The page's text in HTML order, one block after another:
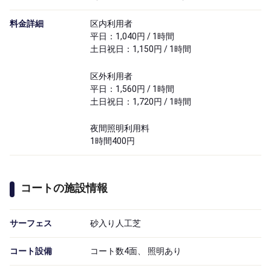
料金詳細
区内利用者
平日：1,040円 / 1時間
土日祝日：1,150円 / 1時間
区外利用者
平日：1,560円 / 1時間
土日祝日：1,720円 / 1時間
夜間照明利用料
1時間400円
コートの施設情報
サーフェス 砂入り人工芝
コート設備 コート数4面、 照明あり